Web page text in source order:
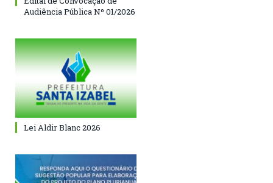
Audiência Pública Nº 01/2026
Lei Aldir Blanc 2026